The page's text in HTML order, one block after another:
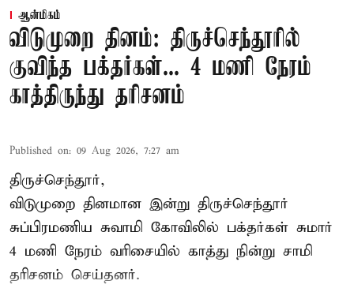
ஆன்மிகம்
விடுமுறை தினம்: திருச்செந்தூரில்
குவிந்த பக்தர்கள்... 4 மணி நேரம்
காத்திருந்து தரிசனம்
Published on: 09 Aug 2026, 7:27 am
திருச்செந்தூர்,
விடுமுறை தினமான இன்று திருச்செந்தூர்
சுப்பிரமணிய சுவாமி கோவிலில் பக்தர்கள் சுமார்
4 மணி நேரம் வரிசையில் காத்து நின்று சாமி
தரிசனம் செய்தனர்.